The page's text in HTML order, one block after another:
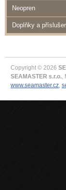
Neopren
Doplňky a
Copyright © 2026
SEAMASTER s.r.o.
www.seamaster.cz ,